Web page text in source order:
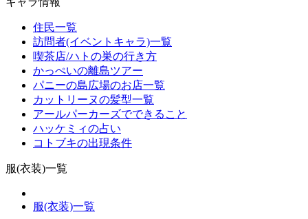
住民一覧
訪問者(イベントキャラ)一覧
喫茶店/ハトの巣の行き方
かっぺいの離島ツアー
パニーの島広場のお店一覧
カットリーヌの髪型一覧
アールパーカーズでできること
ハッケミィの占い
コトブキの出現条件
服(衣装)一覧
服(衣装)一覧